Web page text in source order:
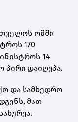
ომში
170
14
პირი დაიღუპა.
და სამხედრო
მათ